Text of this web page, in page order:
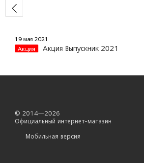
19 мая 2021
Акция Акция Выпускник 2021
© 2014—2026
Официальный интернет-магазин
Мобильная версия